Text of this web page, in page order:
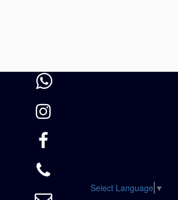
Select Language ▼



